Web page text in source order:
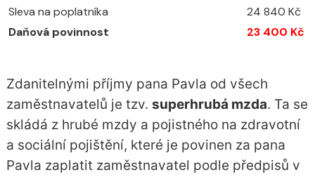
Sleva na poplatníka
24 840 Kč
Daňová povinnost
23 400 Kč
Zdanitelnými příjmy pana Pavla od všech
zaměstnavatelů je tzv. superhrubá mzda. Ta se
skládá z hrubé mzdy a pojistného na zdravotní
a sociální pojištění, které je povinen za pana
Pavla zaplatit zaměstnavatel podle předpisů v